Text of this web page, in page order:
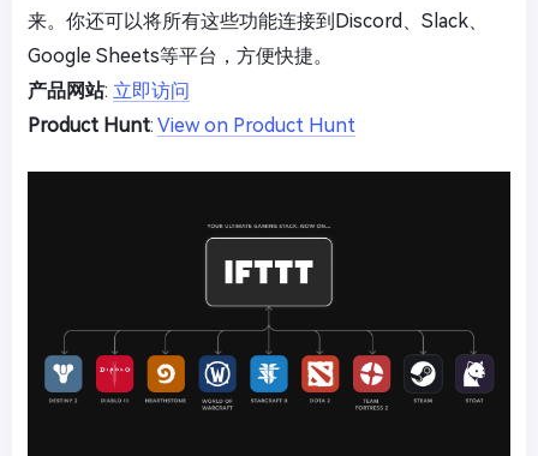
来。你还可以将所有这些功能连接到Discord、Slack、
Google Sheets等平台，方便快捷。
产品网站: 立即访问
Product Hunt: View on Product Hunt